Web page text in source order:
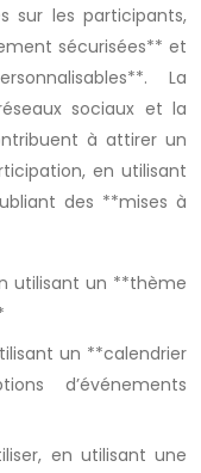
sur les participants,
sécurisées** et
La
sociaux et la
à attirer un
en utilisant
des **mises à
utilisant un **thème
un **calendrier
d’événements
en utilisant une